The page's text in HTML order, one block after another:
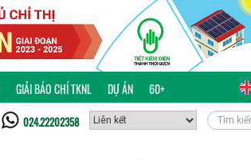
GIẢI BÁO CHÍ TKNL DỰ ÁN 60+
024.22202358